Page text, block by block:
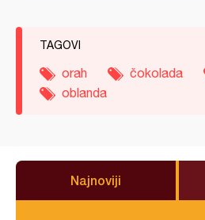
TAGOVI
orah čokolada
oblanda
Najnoviji